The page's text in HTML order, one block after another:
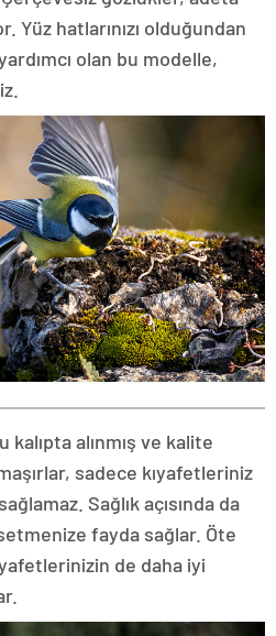
Yüz hatlarınızı olduğundan
olan bu modelle,
alınmış ve kalite
sadece kıyafetleriniz
Sağlık açısında da
fayda sağlar. Öte
de daha iyi